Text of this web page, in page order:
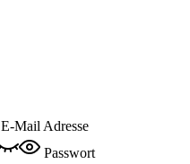
E-Mail Adresse
Passwort